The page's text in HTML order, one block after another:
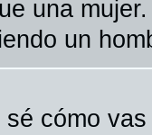
una
un
sé cómo